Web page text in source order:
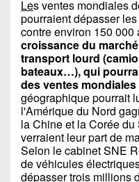
Les ventes mondiales
pourraient dépasser
contre environ 150 000
croissance du
transport lourd
bateaux…), qui
des ventes mondiales
géographique pourrait
l'Amérique du Nord
la Chine et la Corée
verraient leur part de
Selon le cabinet SNE
de véhicules
dépasser trois millions